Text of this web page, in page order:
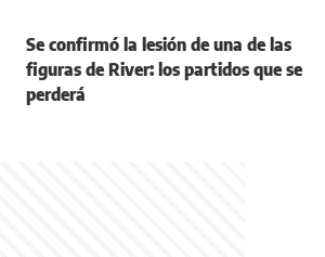
Se confirmó la lesión de una de las
figuras de River: los partidos que se
perderá